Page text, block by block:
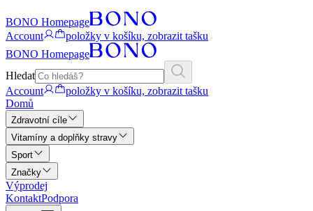
BONO Homepage
Account
položky v košíku, zobrazit tašku
BONO Homepage
Hledat
Account
položky v košíku, zobrazit tašku
Domů
Zdravotní cíle
Vitamíny a doplňky stravy
Sport
Značky
Výprodej
KontaktPodpora